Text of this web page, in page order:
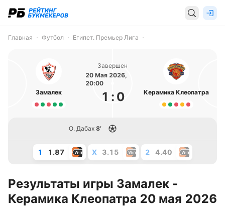
Главная Футбол Египет. Премьер Лига
Замалек
Завершен
20 Мая 2026,
20:00
1 : 0 Керамика Клеопатра
О. Дабах 8’
1 1.87 X 3.15 2 4.40
Результаты игры Замалек -
Керамика Клеопатра 20 мая 2026